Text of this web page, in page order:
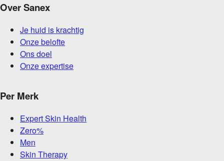
Over Sanex
Je huid is krachtig
Onze belofte
Ons doel
Onze expertise
Per Merk
Expert Skin Health
Zero%
Men
Skin Therapy